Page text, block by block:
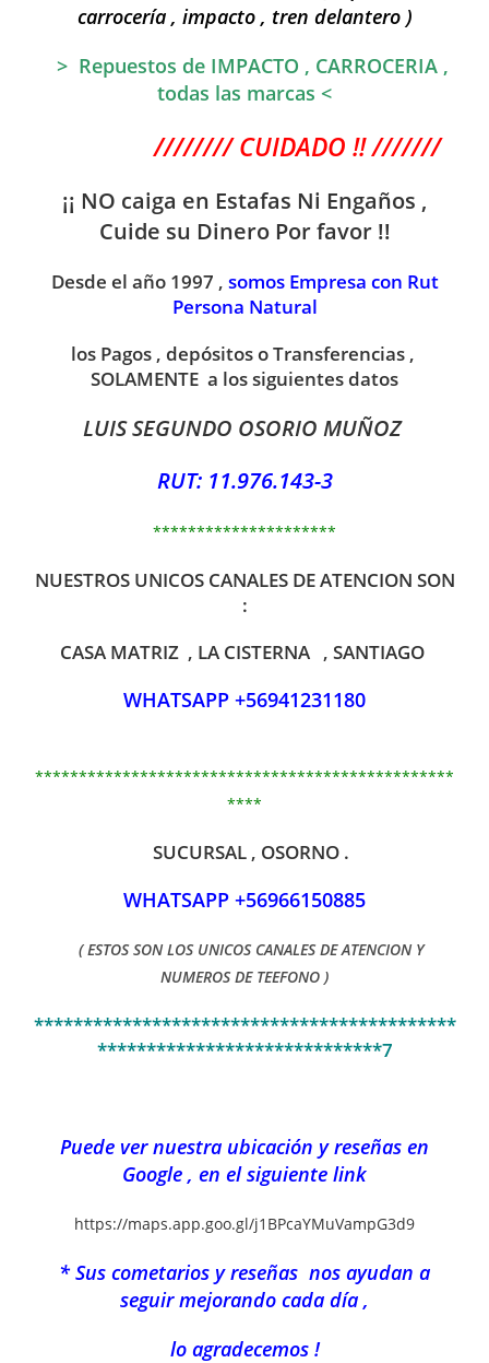
carrocería , impacto , tren delantero )
> Repuestos de IMPACTO , CARROCERIA ,
todas las marcas <
//////// CUIDADO !! ///////
¡¡ NO caiga en Estafas Ni Engaños ,
Cuide su Dinero Por favor !!
Desde el año 1997 , somos Empresa con Rut
Persona Natural
los Pagos , depósitos o Transferencias ,
SOLAMENTE a los siguientes datos
LUIS SEGUNDO OSORIO MUÑOZ
RUT: 11.976.143-3
*********************
NUESTROS UNICOS CANALES DE ATENCION SON
:
CASA MATRIZ , LA CISTERNA , SANTIAGO
WHATSAPP +56941231180
************************************************
****
SUCURSAL , OSORNO .
WHATSAPP +56966150885
( ESTOS SON LOS UNICOS CANALES DE ATENCION Y
NUMEROS DE TEEFONO )
*******************************************
*****************************7
Puede ver nuestra ubicación y reseñas en
Google , en el siguiente link
https://maps.app.goo.gl/j1BPcaYMuVampG3d9
* Sus cometarios y reseñas nos ayudan a
seguir mejorando cada día ,
lo agradecemos !